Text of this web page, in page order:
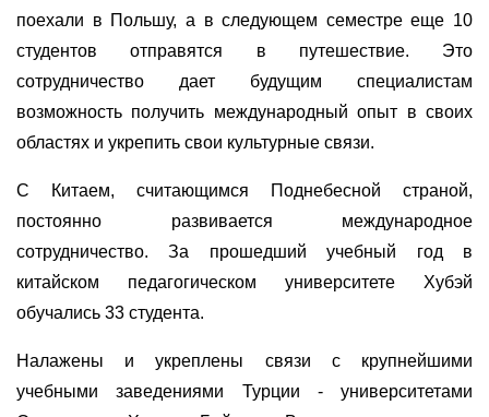
поехали в Польшу, а в следующем семестре еще 10
студентов отправятся в путешествие. Это
сотрудничество дает будущим специалистам
возможность получить международный опыт в своих
областях и укрепить свои культурные связи.
С Китаем, считающимся Поднебесной страной,
постоянно развивается международное
сотрудничество. За прошедший учебный год в
китайском педагогическом университете Хубэй
обучались 33 студента.
Налажены и укреплены связи с крупнейшими
учебными заведениями Турции - университетами